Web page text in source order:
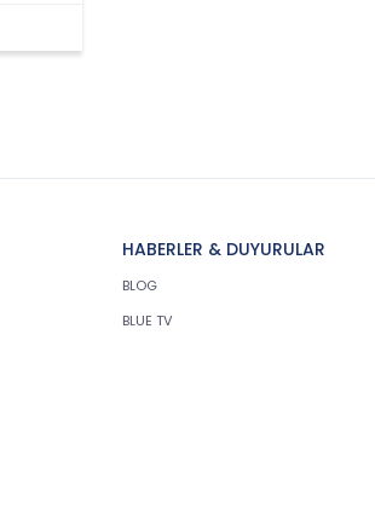
HABERLER & DUYURULAR
BLOG
BLUE TV